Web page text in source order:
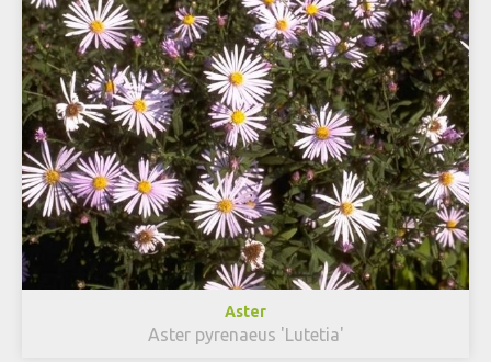
Aster
Aster pyrenaeus 'Lutetia'